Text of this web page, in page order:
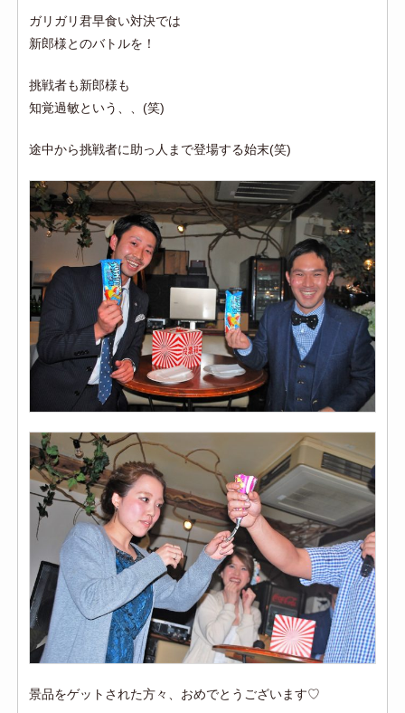
ガリガリ君早食い対決では
新郎様とのバトルを！
挑戦者も新郎様も
知覚過敏という、、(笑)
途中から挑戦者に助っ人まで登場する始末(笑)
景品をゲットされた方々、おめでとうございます♡